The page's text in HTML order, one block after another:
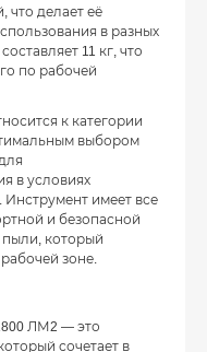
что делает её
в разных
11 кг, что
по рабочей
к категории
выбором
в условиях
Инструмент имеет все
и безопасной
который
зоне.
ЛМ2 — это
сочетает в